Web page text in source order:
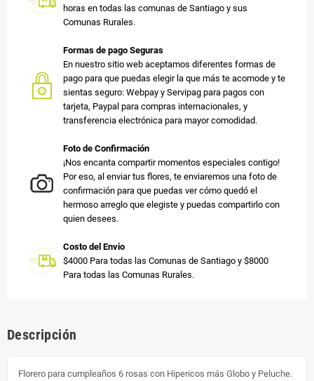
horas en todas las comunas de Santiago y sus
Comunas Rurales.
Formas de pago Seguras
En nuestro sitio web aceptamos diferentes formas de
pago para que puedas elegir la que más te acomode y te
sientas seguro: Webpay y Servipag para pagos con
tarjeta, Paypal para compras internacionales, y
transferencia electrónica para mayor comodidad.
Foto de Confirmación
¡Nos encanta compartir momentos especiales contigo!
Por eso, al enviar tus flores, te enviaremos una foto de
confirmación para que puedas ver cómo quedó el
hermoso arreglo que elegiste y puedas compartirlo con
quien desees.
Costo del Envio
$4000 Para todas las Comunas de Santiago y $8000
Para todas las Comunas Rurales.
Descripción
Florero para cumpleaños 6 rosas con Hipericos más Globo y Peluche.